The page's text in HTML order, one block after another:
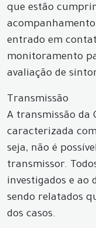
que estão
entrado em
monitoramento
avaliação de
Transmissão
A transmissão da
caracterizada
seja, não é
transmissor.
investigados e ao
sendo relatados
dos casos.